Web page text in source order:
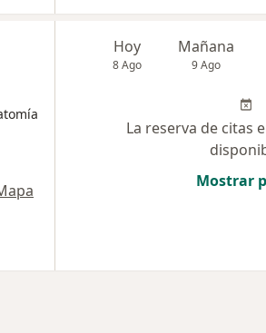
Hoy
8 Ago
Mañana
9 Ago
La reserva de citas
Mostrar